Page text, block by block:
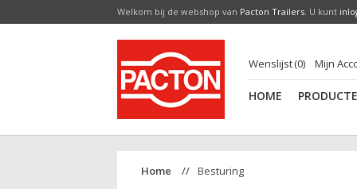
Welkom bij de webshop van Pacton Trailers. U kunt
Wenslijst 0 Mijn
HOME
Besturing